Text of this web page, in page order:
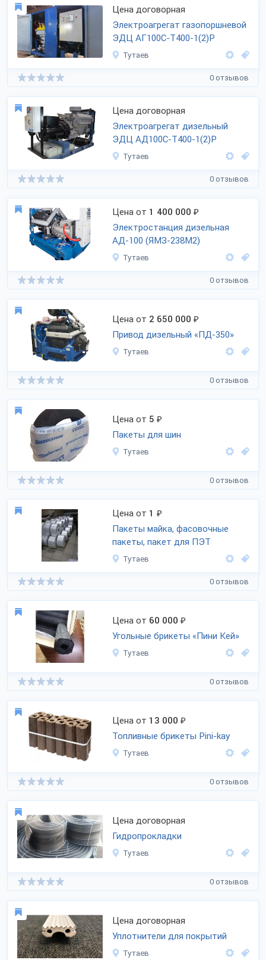
Цена договорная
Электроагрегат газопоршневой
ЭДЦ АГ100С-Т400-1(2)Р
Тутаев
0 отзывов
Цена договорная
Электроагрегат дизельный
ЭДЦ АД100С-Т400-1(2)Р
Тутаев
0 отзывов
Цена от 1 400 000 ₽
Электростанция дизельная
АД-100 (ЯМЗ-238М2)
Тутаев
0 отзывов
Цена от 2 650 000 ₽
Привод дизельный «ПД-350»
Тутаев
0 отзывов
Цена от 5 ₽
Пакеты для шин
Тутаев
0 отзывов
Цена от 1 ₽
Пакеты майка, фасовочные
пакеты, пакет для ПЭТ
Тутаев
0 отзывов
Цена от 60 000 ₽
Угольные брикеты «Пини Кей»
Тутаев
0 отзывов
Цена от 13 000 ₽
Топливные брикеты Pini-kay
Тутаев
0 отзывов
Цена договорная
Гидропрокладки
Тутаев
0 отзывов
Цена договорная
Уплотнители для покрытий
Тутаев